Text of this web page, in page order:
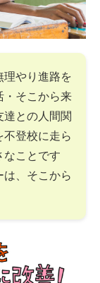
理やり進路を
・そこから来
達との人間関
登校に走ら
なことです
は、そこから